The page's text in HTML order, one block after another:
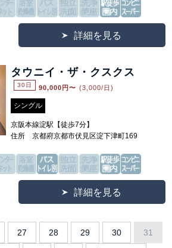
詳細を見る
タウニイ・ザ・クスクス
30日 90,000 円〜 (3,000/日)
シングル
京阪本線淀駅【徒歩7分】
住所 京都府京都市伏見区淀下津町169
詳細を見る
27 28 29 30 31